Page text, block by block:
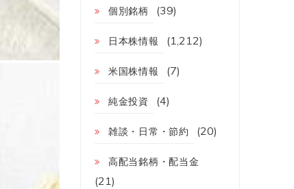
個別銘柄 (39)
日本株情報 (1,212)
米国株情報 (7)
純金投資 (4)
雑談・日常・節約 (20)
高配当銘柄・配当金
(21)